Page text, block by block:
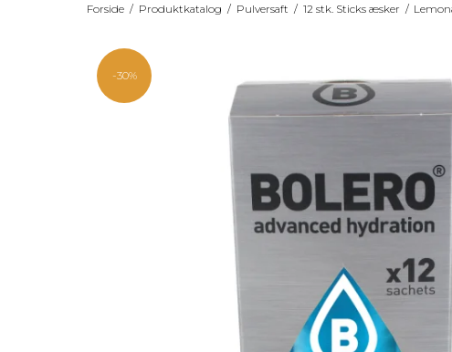
Forside / Produktkatalog / Pulversaft / 12 stk. Sticks æsker /
-30%